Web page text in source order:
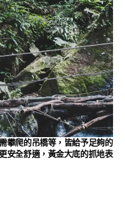
攀爬的吊橋等，皆給予足夠的
安全舒適，黃金大底的抓地表